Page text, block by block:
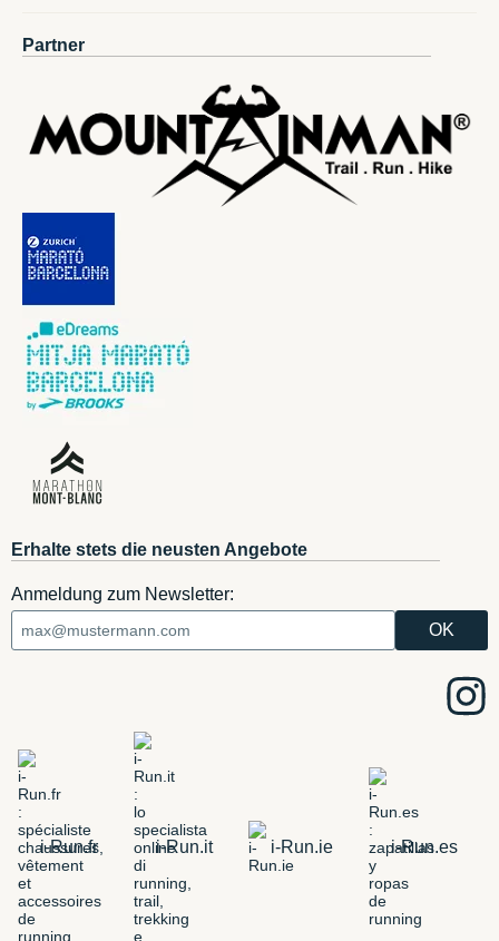
Partner
Erhalte stets die neusten Angebote
Anmeldung zum Newsletter:
i-Run.fr i-Run.it i-Run.ie i-Run.es